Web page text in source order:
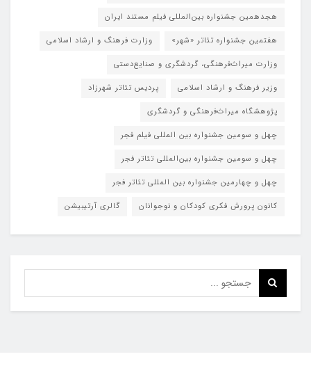
هجدهمین جشنواره بین‌المللی فیلم مستند ایران
هفتمین جشنواره تئاتر «شهر»
وزارت فرهنگ و ارشاد اسلامی
وزارت میراث‌فرهنگی، گردشگری و صنایع‌دستی
وزیر فرهنگ و ارشاد اسلامی
پردیس تئاتر شهرزاد
پژوهشگاه میراث‌فرهنگی و گردشگری
چهل و سومین جشنواره بین المللی فیلم فجر
چهل و سومین جشنواره بین‌المللی تئاتر فجر
چهل و چهارمین جشنواره بین المللی تئاتر فجر
کانون پرورش فکری کودکان و نوجوانان
گالری آرتیبیشن